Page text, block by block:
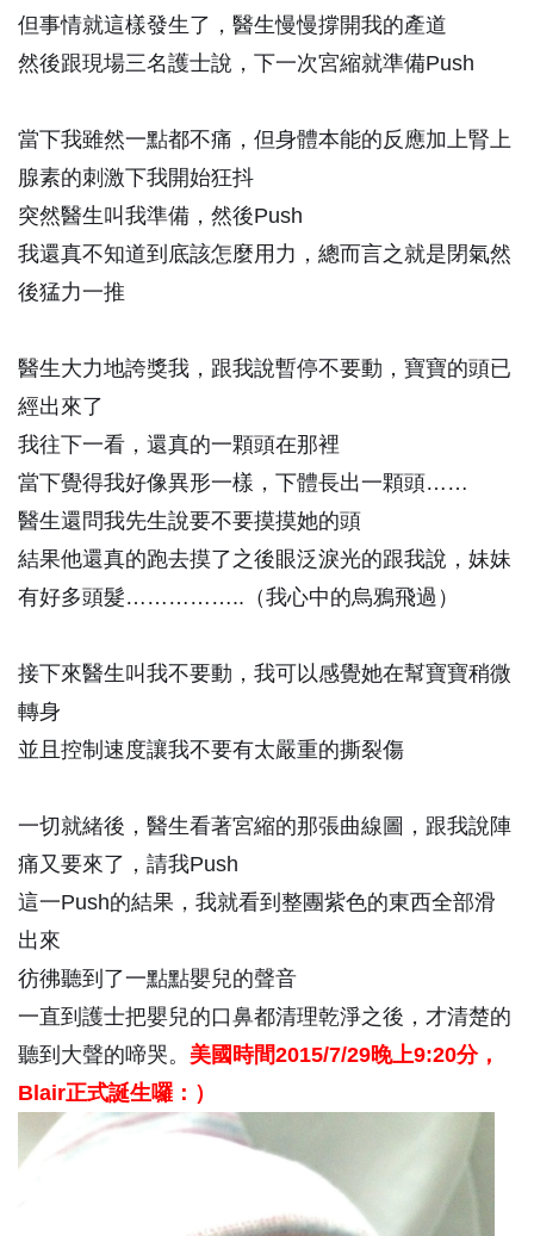
但事情就這樣發生了，醫生慢慢撐開我的產道
然後跟現場三名護士說，下一次宮縮就準備Push
當下我雖然一點都不痛，但身體本能的反應加上腎上
腺素的刺激下我開始狂抖
突然醫生叫我準備，然後Push
我還真不知道到底該怎麼用力，總而言之就是閉氣然
後猛力一推
醫生大力地誇獎我，跟我說暫停不要動，寶寶的頭已
經出來了
我往下一看，還真的一顆頭在那裡
當下覺得我好像異形一樣，下體長出一顆頭……
醫生還問我先生說要不要摸摸她的頭
結果他還真的跑去摸了之後眼泛淚光的跟我說，妹妹
有好多頭髮…………….. （我心中的烏鴉飛過）
接下來醫生叫我不要動，我可以感覺她在幫寶寶稍微
轉身
並且控制速度讓我不要有太嚴重的撕裂傷
一切就緒後，醫生看著宮縮的那張曲線圖，跟我說陣
痛又要來了，請我Push
這一Push的結果，我就看到整團紫色的東西全部滑
出來
彷彿聽到了一點點嬰兒的聲音
一直到護士把嬰兒的口鼻都清理乾淨之後，才清楚的
聽到大聲的啼哭。 美國時間2015/7/29晚上9:20分，
Blair正式誕生囉：）